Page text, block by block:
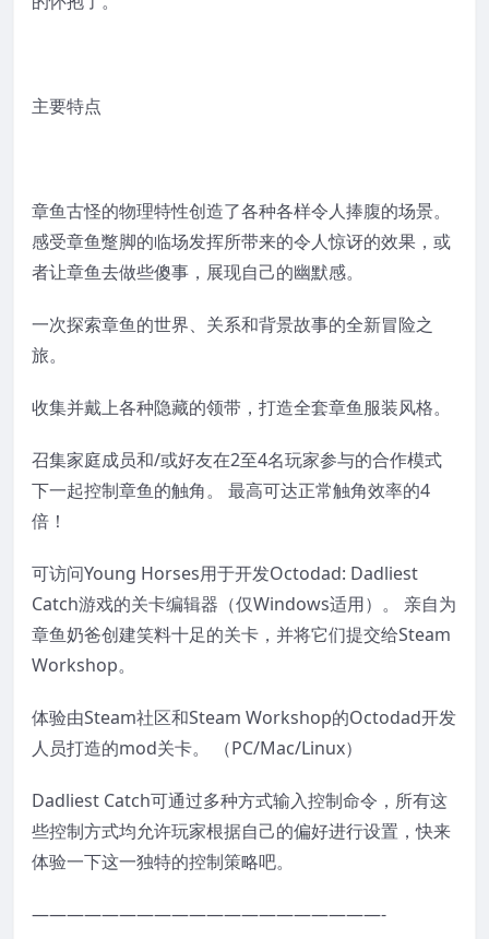
主要特点
章鱼古怪的物理特性创造了各种各样令人捧腹的场景。
感受章鱼蹩脚的临场发挥所带来的令人惊讶的效果，或
者让章鱼去做些傻事，展现自己的幽默感。
一次探索章鱼的世界、关系和背景故事的全新冒险之
旅。
收集并戴上各种隐藏的领带，打造全套章鱼服装风格。
召集家庭成员和/或好友在2至4名玩家参与的合作模式
下一起控制章鱼的触角。 最高可达正常触角效率的4
倍！
可访问Young Horses用于开发Octodad: Dadliest
Catch游戏的关卡编辑器（仅Windows适用）。 亲自为
章鱼奶爸创建笑料十足的关卡，并将它们提交给Steam
Workshop。
体验由Steam社区和Steam Workshop的Octodad开发
人员打造的mod关卡。 （PC/Mac/Linux）
Dadliest Catch可通过多种方式输入控制命令，所有这
些控制方式均允许玩家根据自己的偏好进行设置，快来
体验一下这一独特的控制策略吧。
————————————————————-